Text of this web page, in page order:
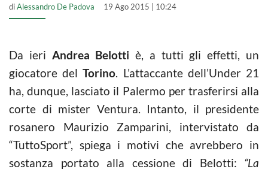
diAlessandro De Padova 19 Ago 2015 | 10:24
Da ieri Andrea Belotti è, a tutti gli effetti, un
giocatore delTorino. L’attaccante dell’Under 21
ha, dunque, lasciato il Palermo per trasferirsi alla
corte di mister Ventura. Intanto, il presidente
rosanero Maurizio Zamparini, intervistato da
“TuttoSport”, spiega i motivi che avrebbero in
sostanza portato alla cessione di Belotti: “La